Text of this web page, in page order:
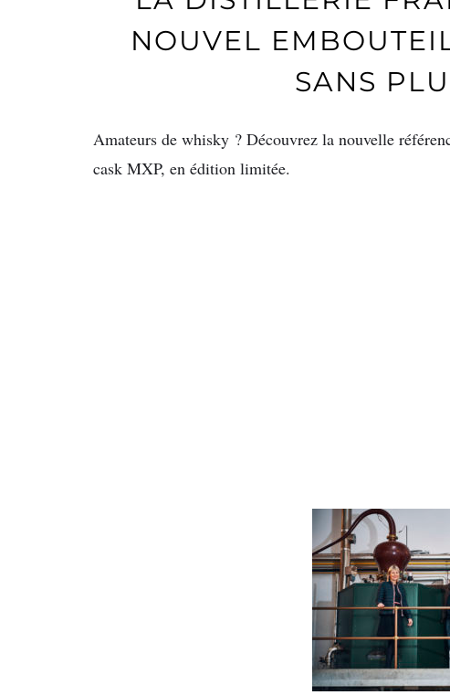
NOUVEL
SANS
Amateurs de whisky ? Découvrez la nouvelle
cask MXP, en édition limitée.